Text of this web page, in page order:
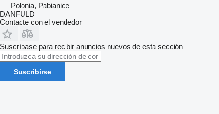
Polonia, Pabianice
DANFULD
Contacte con el vendedor
Suscríbase para recibir anuncios nuevos de esta sección
Suscribirse